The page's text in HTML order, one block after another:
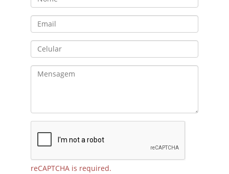
reCAPTCHA is required.